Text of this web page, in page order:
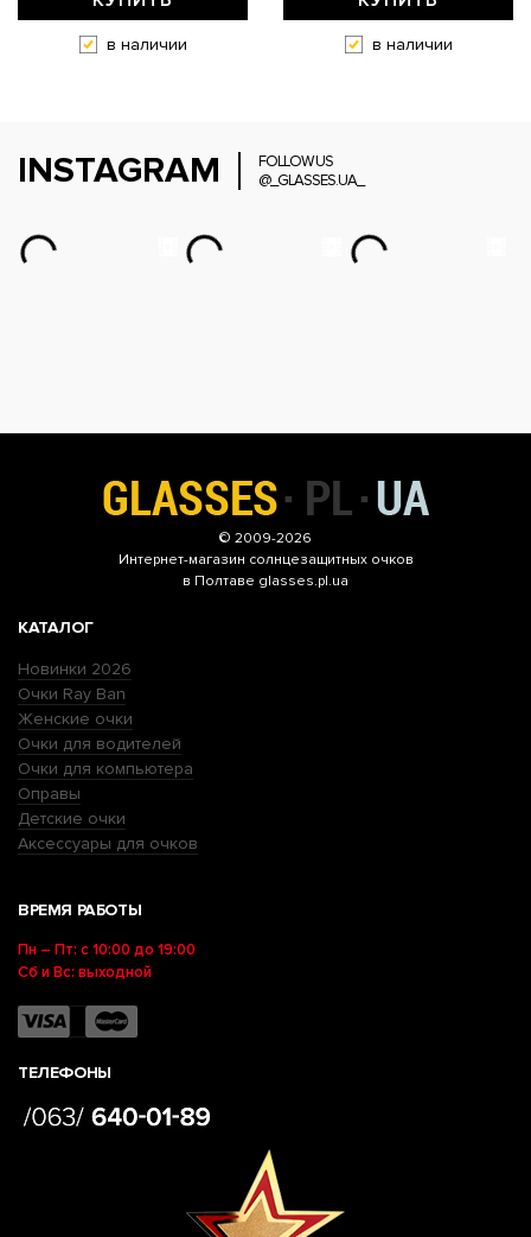
в наличии в наличии
INSTAGRAM
FOLLOW US
@_GLASSES.UA_
© 2009-2026
Интернет-магазин солнцезащитных очков
в Полтаве glasses.pl.ua
КАТАЛОГ
Новинки 2026
Очки Ray Ban
Женские очки
Очки для водителей
Очки для компьютера
Оправы
Детские очки
Аксессуары для очков
ВРЕМЯ РАБОТЫ
Пн – Пт: с 10:00 до 19:00
Сб и Вс: выходной
ТЕЛЕФОНЫ